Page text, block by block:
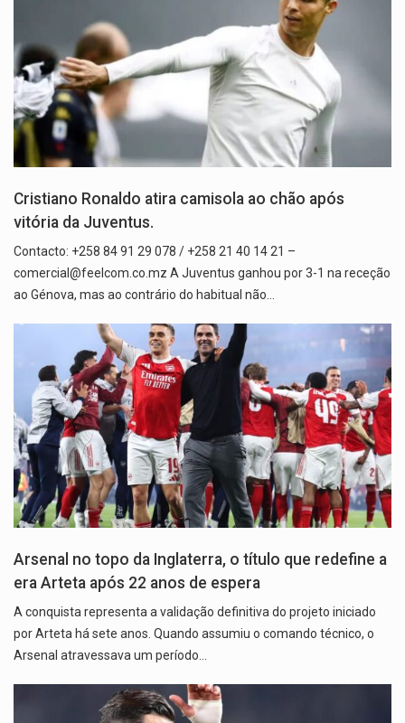
Cristiano Ronaldo atira camisola ao chão após
vitória da Juventus.
Contacto: +258 84 91 29 078 / +258 21 40 14 21 –
comercial@feelcom.co.mz A Juventus ganhou por 3-1 na receção
ao Génova, mas ao contrário do habitual não…
Arsenal no topo da Inglaterra, o título que redefine a
era Arteta após 22 anos de espera
A conquista representa a validação definitiva do projeto iniciado
por Arteta há sete anos. Quando assumiu o comando técnico, o
Arsenal atravessava um período…